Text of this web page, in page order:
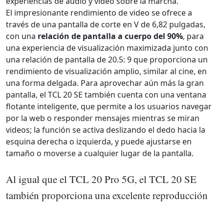
El impresionante rendimiento de video se ofrece a
través de una pantalla de corte en V de 6,82 pulgadas,
con una relación de pantalla a cuerpo del 90%, para
una experiencia de visualización maximizada junto con
una relación de pantalla de 20.5: 9 que proporciona un
rendimiento de visualización amplio, similar al cine, en
una forma delgada. Para aprovechar aún más la gran
pantalla, el TCL 20 SE también cuenta con una ventana
flotante inteligente, que permite a los usuarios navegar
por la web o responder mensajes mientras se miran
videos; la función se activa deslizando el dedo hacia la
esquina derecha o izquierda, y puede ajustarse en
tamaño o moverse a cualquier lugar de la pantalla.
Al igual que el TCL 20 Pro 5G, el TCL 20 SE
también proporciona una excelente reproducción